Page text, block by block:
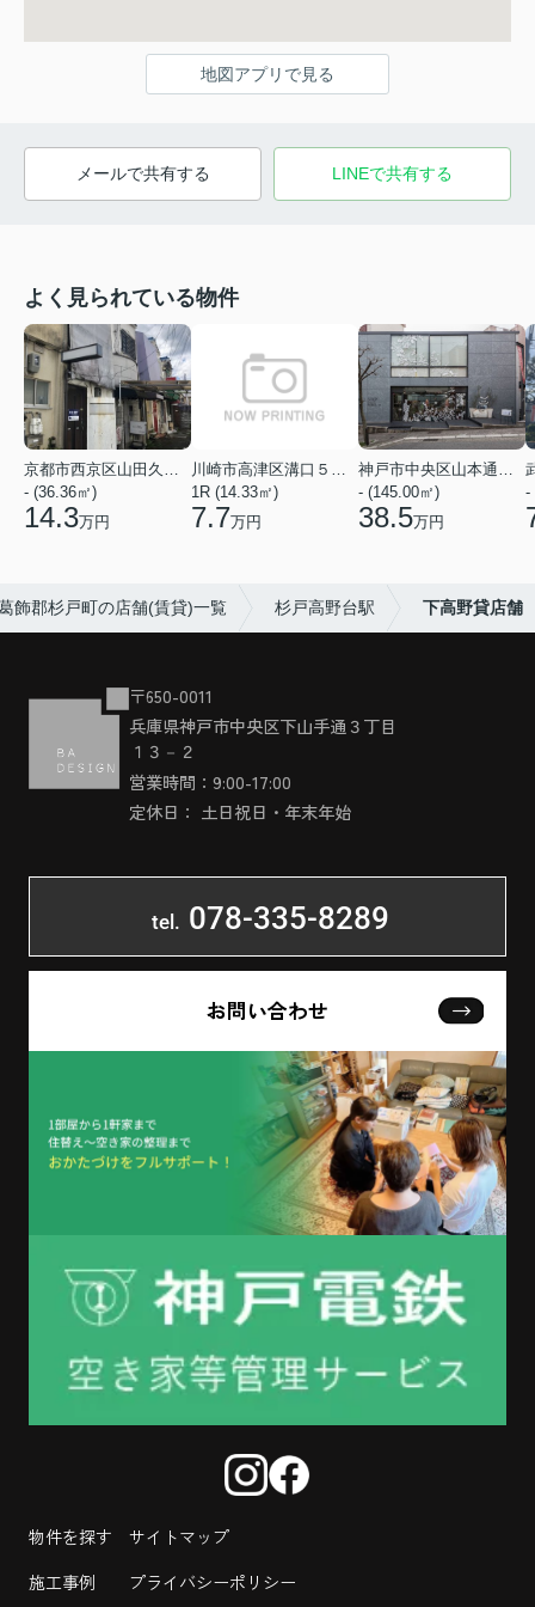
地図アプリで見る
メールで共有する LINEで共有する
よく見られている物件
- (36.36㎡)
14.3万円
1R (14.33㎡)
7.7万円
- (145.00㎡)
38.5万円
-
飾郡杉戸町の店舗(賃貸)一覧 杉戸高野台駅 下高野貸店舗
〒650-0011
兵庫県神戸市中央区下山手通３丁目
１３－２
営業時間：9:00-17:00
定休日： 土日祝日・年末年始
tel. 078-335-8289
お問い合わせ
物件を探す
施工事例
サイトマップ
プライバシーポリシー